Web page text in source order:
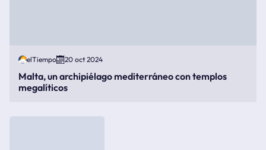
elTiempo 20 oct 2024
Malta, un archipiélago mediterráneo con templos
megalíticos